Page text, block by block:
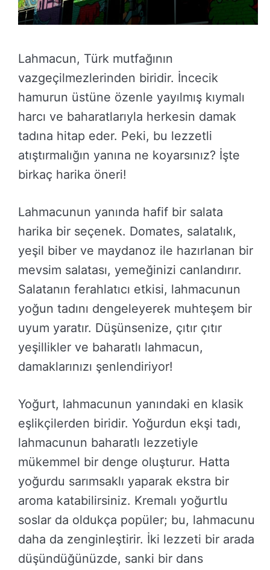
Lahmacun, Türk mutfağının
vazgeçilmezlerinden biridir. İncecik
hamurun üstüne özenle yayılmış kıymalı
harcı ve baharatlarıyla herkesin damak
tadına hitap eder. Peki, bu lezzetli
atıştırmalığın yanına ne koyarsınız? İşte
birkaç harika öneri!
Lahmacunun yanında hafif bir salata
harika bir seçenek. Domates, salatalık,
yeşil biber ve maydanoz ile hazırlanan bir
mevsim salatası, yemeğinizi canlandırır.
Salatanın ferahlatıcı etkisi, lahmacunun
yoğun tadını dengeleyerek muhteşem bir
uyum yaratır. Düşünsenize, çıtır çıtır
yeşillikler ve baharatlı lahmacun,
damaklarınızı şenlendiriyor!
Yoğurt, lahmacunun yanındaki en klasik
eşlikçilerden biridir. Yoğurdun ekşi tadı,
lahmacunun baharatlı lezzetiyle
mükemmel bir denge oluşturur. Hatta
yoğurdu sarımsaklı yaparak ekstra bir
aroma katabilirsiniz. Kremalı yoğurtlu
soslar da oldukça popüler; bu, lahmacunu
daha da zenginleştirir. İki lezzeti bir arada
düşündüğünüzde, sanki bir dans